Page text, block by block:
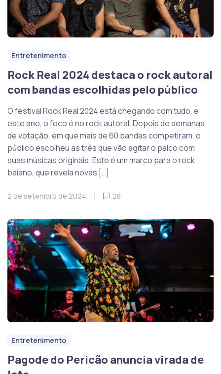
Entretenimento
Rock Real 2024 destaca o rock autoral
com bandas escolhidas pelo público
O festival Rock Real 2024 está chegando com tudo, e
este ano, o foco é no rock autoral. Depois de semanas
de votação, em que mais de 60 bandas competiram, o
público escolheu as três que vão agitar o palco com
suas músicas originais. Este é um marco para o rock
baiano, que revela novas […]
2 de setembro de 2024 28
Entretenimento
Pagode do Pericão anuncia virada de